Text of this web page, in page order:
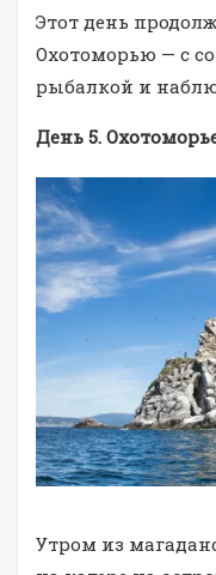
Этот день
Охотоморью — с
рыбалкой и
День 5.
Утром из